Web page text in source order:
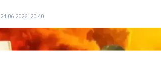
24.06.2026, 20:40